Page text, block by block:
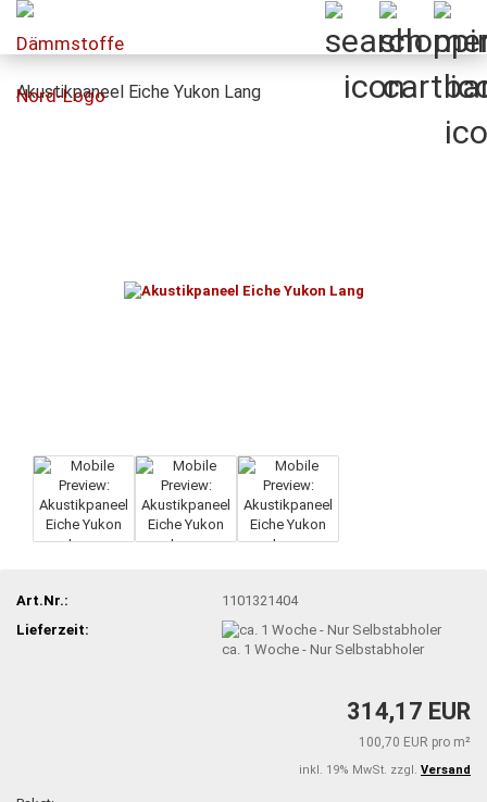
Akustikpaneel Eiche Yukon Lang
Art.Nr.:
1101321404
Lieferzeit:
ca. 1 Woche - Nur Selbstabholer
314,17 EUR
100,70 EUR pro m²
inkl. 19% MwSt. zzgl. Versand